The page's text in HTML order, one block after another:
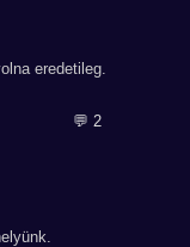
eredetileg.
💬 2